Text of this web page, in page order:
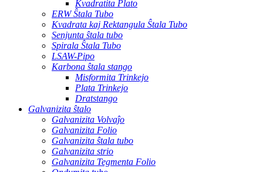
Kvadratita Plato
ERW Ŝtala Tubo
Kvadrata kaj Rektangula Ŝtala Tubo
Senjunta ŝtala tubo
Spirala Ŝtala Tubo
LSAW-Pipo
Karbona ŝtala stango
Misformita Trinkejo
Plata Trinkejo
Dratstango
Galvanizita ŝtalo
Galvanizita Volvaĵo
Galvanizita Folio
Galvanizita ŝtala tubo
Galvanizita strio
Galvanizita Tegmenta Folio